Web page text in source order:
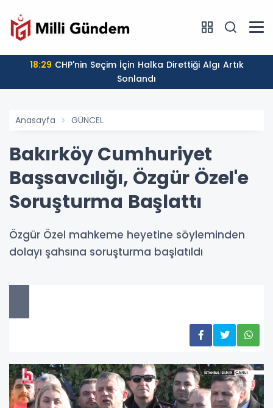
18:29
Sonlandı
Anasayfa GÜNCEL
Bakırköy Cumhuriyet
Başsavcılığı, Özgür Özel'e
Soruşturma Başlattı
Özgür Özel mahkeme heyetine söyleminden
dolayı şahsına soruşturma başlatıldı